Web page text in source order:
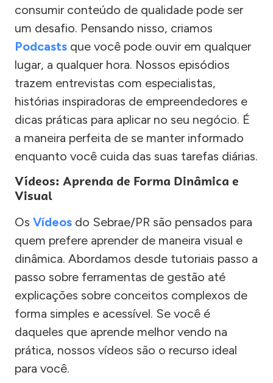
consumir conteúdo de qualidade pode ser
um desafio. Pensando nisso, criamos
Podcasts que você pode ouvir em qualquer
lugar, a qualquer hora. Nossos episódios
trazem entrevistas com especialistas,
histórias inspiradoras de empreendedores e
dicas práticas para aplicar no seu negócio. É
a maneira perfeita de se manter informado
enquanto você cuida das suas tarefas diárias.
Vídeos: Aprenda de Forma Dinâmica e
Visual
Os Vídeos do Sebrae/PR são pensados para
quem prefere aprender de maneira visual e
dinâmica. Abordamos desde tutoriais passo a
passo sobre ferramentas de gestão até
explicações sobre conceitos complexos de
forma simples e acessível. Se você é
daqueles que aprende melhor vendo na
prática, nossos vídeos são o recurso ideal
para você.